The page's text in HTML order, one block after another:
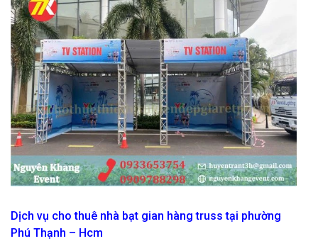
Dịch vụ cho thuê nhà bạt gian hàng truss tại phường
Phú Thạnh – Hcm